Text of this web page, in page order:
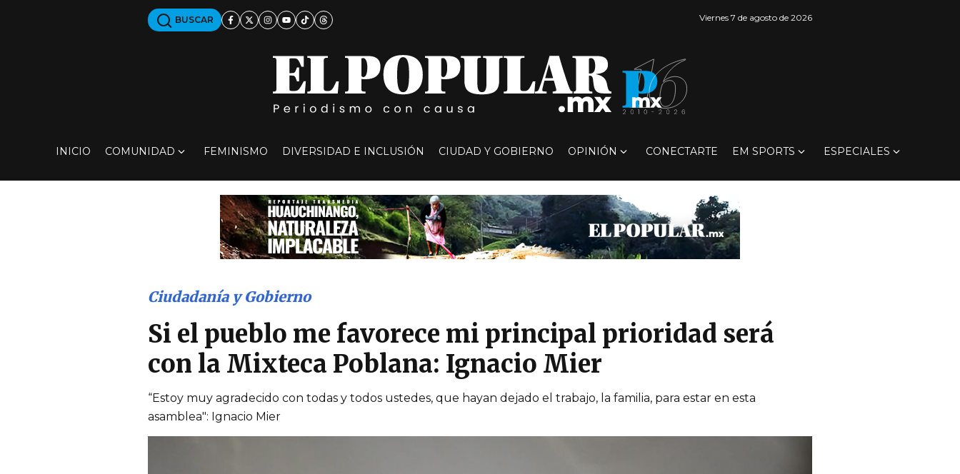
BUSCAR Viernes 7 de agosto de 2026
INICIO COMUNIDAD FEMINISMO DIVERSIDAD E INCLUSIÓN CIUDAD Y GOBIERNO OPINIÓN CONECTARTE EM SPORTS ESPECIALES
Ciudadanía y Gobierno
Si el pueblo me favorece mi principal prioridad será
con la Mixteca Poblana: Ignacio Mier
“Estoy muy agradecido con todas y todos ustedes, que hayan dejado el trabajo, la familia, para estar en esta
asamblea": Ignacio Mier